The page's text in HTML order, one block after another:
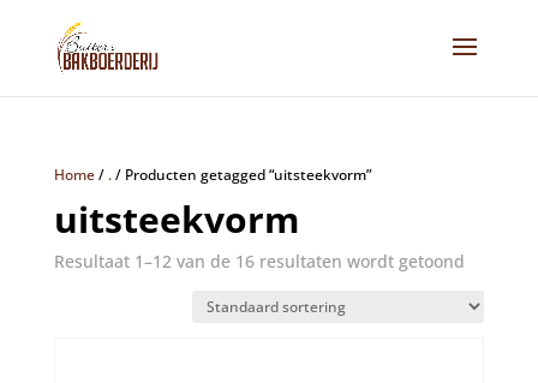
Home/ ./ Producten getagged “uitsteekvorm”
uitsteekvorm
Resultaat 1–12 van de 16 resultaten wordt getoond